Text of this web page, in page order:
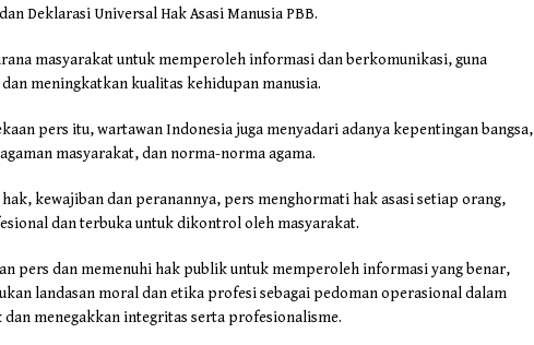
Deklarasi Universal Hak Asasi Manusia PBB.
masyarakat untuk memperoleh informasi dan berkomunikasi, guna
meningkatkan kualitas kehidupan manusia.
pers itu, wartawan Indonesia juga menyadari adanya kepentingan bangsa,
masyarakat, dan norma-norma agama.
kewajiban dan peranannya, pers menghormati hak asasi setiap orang,
dan terbuka untuk dikontrol oleh masyarakat.
pers dan memenuhi hak publik untuk memperoleh informasi yang benar,
landasan moral dan etika profesi sebagai pedoman operasional dalam
menegakkan integritas serta profesionalisme.